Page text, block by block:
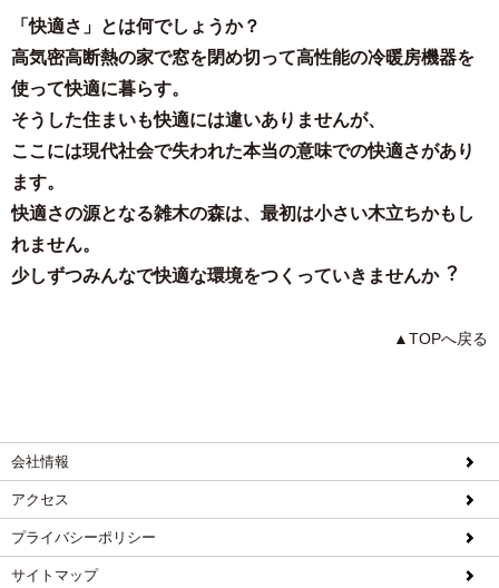
「快適さ」とは何でしょうか？
⾼気密⾼断熱の家で窓を閉め切って⾼性能の冷暖房機器を
使って快適に暮らす。
そうした住まいも快適には違いありませんが、
ここには現代社会で失われた本当の意味での快適さがあり
ます。
快適さの源となる雑⽊の森は、最初は⼩さい⽊⽴ちかもし
れません。
少しずつみんなで快適な環境をつくっていきませんか︖
▲TOPへ戻る
会社情報
アクセス
プライバシーポリシー
サイトマップ